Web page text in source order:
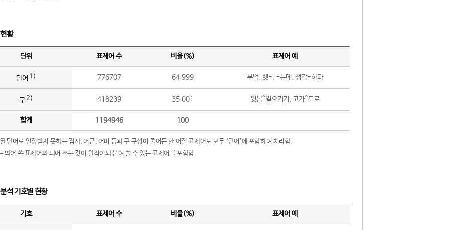
황
단위 표제어 수 비율(%) 표제어 예
단어 1) 776707 64.999 부엌, 햇-, -는데, 생각-하다
구2) 418239 35.001 윗몸^일으키기, 고가^도로
합계 1194946 100
단어로 인정받지 못하는 접사, 어근, 어미 등과 구 구성이 줄어든 한 어절 표제어도 모두 ‘단어’에 포함하여 처리함.
띄어 쓴 표제어와 띄어 쓰는 것이 원칙이되 붙여 쓸 수 있는 표제어를 포함함.
석 기호별 현황
기호 표제어 수 비율(%) 표제어 예